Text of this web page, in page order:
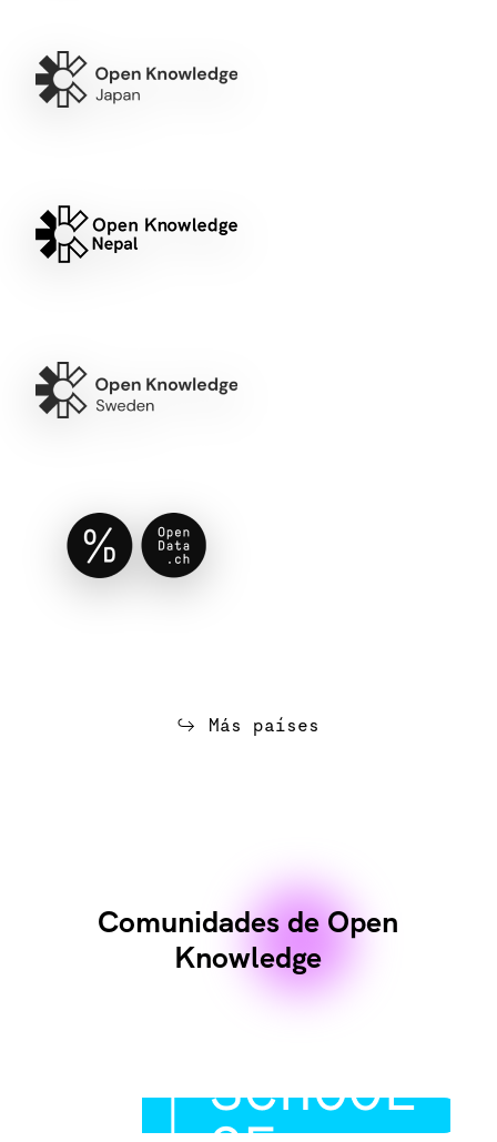
Más países
Comunidades de Open
Knowledge